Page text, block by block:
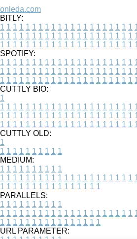
onleda.com
BITLY:
1 1 1 1 1 1 1 1 1 1 1 1 1 1 1 1 1 1 1 1 1
1 1 1 1 1 1 1 1 1 1 1 1 1 1 1 1 1 1 1 1 1
1 1 1 1 1 1 1 1 1 1 1 1 1 1 1 1 1 1 1 1 1
SPOTIFY:
1 1 1 1 1 1 1 1 1 1 1 1 1 1 1 1 1 1 1 1 1
1 1 1 1 1 1 1 1 1 1 1 1 1 1 1 1 1 1 1 1 1
1 1 1 1 1 1 1 1 1 1 1 1 1 1 1 1 1 1 1 1 1
CUTTLY BIO:
1
1 1 1 1 1 1 1 1 1 1 1 1 1 1 1 1 1 1 1 1 1
1 1 1 1 1 1 1 1 1 1 1 1 1 1 1 1 1 1 1 1 1
1 1 1 1 1 1 1 1 1 1 1 1 1 1 1 1 1 1 1 1 1
CUTTLY OLD:
1
1 1 1 1 1 1 1 1 1 1
MEDIUM:
1 1 1 1 1 1 1 1 1 1
1 1 1 1 1 1 1 1 1 1 1 1 1 1 1 1 1 1 1 1 1
1 1 1 1 1 1 1 1 1 1 1 1 1 1 1 1
PARALLELS:
1 1 1 1 1 1 1 1 1 1
1 1 1 1 1 1 1 1 1 1 1 1 1 1 1 1 1 1 1 1 1
1 1 1 1 1 1 1 1 1 1 1 1 1 1 1 1
URL PARAMETER: